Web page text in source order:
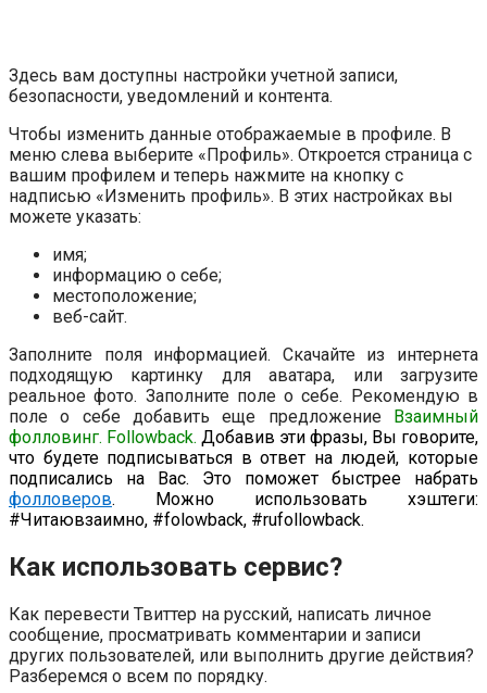
Здесь вам доступны настройки учетной записи,
безопасности, уведомлений и контента.
Чтобы изменить данные отображаемые в профиле. В
меню слева выберите «Профиль». Откроется страница с
вашим профилем и теперь нажмите на кнопку с
надписью «Изменить профиль». В этих настройках вы
можете указать:
имя;
информацию о себе;
местоположение;
веб-сайт.
Заполните поля информацией. Скачайте из интернета
подходящую картинку для аватара, или загрузите
реальное фото. Заполните поле о себе. Рекомендую в
поле о себе добавить еще предложение
Взаимный
фолловинг. Followback. Добавив эти фразы, Вы говорите,
что будете подписываться в ответ на людей, которые
подписались на Вас. Это поможет быстрее набрать
фолловеров. Можно использовать хэштеги:
#Читаювзаимно, #folowback, #rufollowback.
Как использовать сервис?
Как перевести Твиттер на русский, написать личное
сообщение, просматривать комментарии и записи
других пользователей, или выполнить другие действия?
Разберемся о всем по порядку.